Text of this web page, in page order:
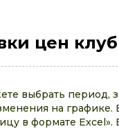
цен
выбрать период,
на
в формате